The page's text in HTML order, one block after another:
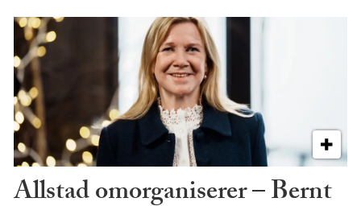
Allstad omorganiserer – Bernt